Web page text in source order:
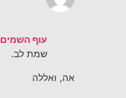
עוף השמים
שמת לב.
אה, ואללה